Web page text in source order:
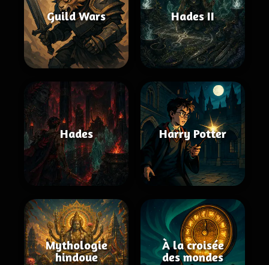
Guild Wars Hades II
Hades Harry Potter
Mythologie
hindoue
À la croisée
des mondes